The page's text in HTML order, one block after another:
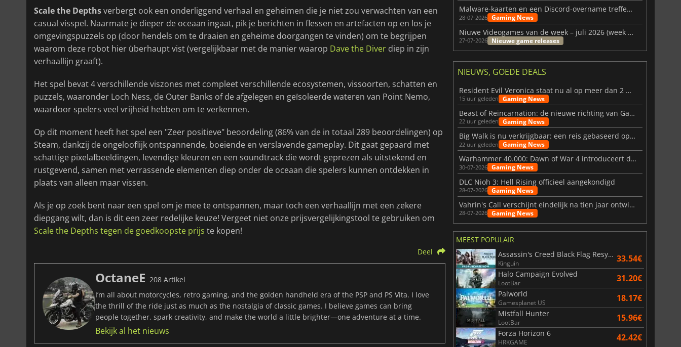
Scale the Depthsverbergt ook een onderliggend verhaal en geheimen die je niet zou verwachten van een
casual visspel. Naarmate je dieper de oceaan ingaat, pik je berichten in flessen en artefacten op en los je
omgevingspuzzels op (door hendels om te draaien en geheime doorgangen te vinden) om te begrijpen
waarom deze robot hier überhaupt vist (vergelijkbaar met de manier waarop Dave the Diver diep in zijn
verhaallijn graaft).
Het spel bevat 4 verschillende viszones met compleet verschillende ecosystemen, vissoorten, schatten en
puzzels, waaronder Loch Ness, de Outer Banks of de afgelegen en geïsoleerde wateren van Point Nemo,
waardoor spelers veel vrijheid hebben om te verkennen.
Op dit moment heeft het spel een "Zeer positieve" beoordeling (86% van de in totaal 289 beoordelingen) op
Steam, dankzij de ongelooflijk ontspannende, boeiende en verslavende gameplay. Dit gaat gepaard met
schattige pixelafbeeldingen, levendige kleuren en een soundtrack die wordt geprezen als uitstekend en
rustgevend, samen met verrassende elementen diep onder de oceaan die spelers kunnen ontdekken in
plaats van alleen maar vissen.
Als je op zoek bent naar een spel om je mee te ontspannen, maar toch een verhaallijn met een zekere
diepgang wilt, dan is dit een zeer redelijke keuze! Vergeet niet onze prijsvergelijkingstool te gebruiken om
Scale the Depths tegen de goedkoopste prijs te kopen!
Deel
OctaneE 208 Artikel
I’m all about motorcycles, retro gaming, and the golden handheld era of the PSP and PS Vita. I love
the thrill of the ride just as much as the nostalgia of classic games. I believe games can bring
people together, spark creativity, and make the world a little brighter—one adventure at a time.
Bekijk al het nieuws
Malware-kaarten en een Discord-overname treffen Meccha Chameleon
28-07-2026 Gaming News
Niuwe Videogames van de week – juli 2026 (week 31)
27-07-2026 Nieuwe game releases
NIEUWS, GOEDE DEALS
Resident Evil Veronica staat nu al op meer dan 2 miljoen verlanglijstjes
15 uur geleden Gaming News
Beast of Reincarnation: de nieuwe richting van Game Freak
22 uur geleden Gaming News
Big Walk is nu verkrijgbaar: een reis gebaseerd op vriendschap
22 uur geleden Gaming News
Warhammer 40.000: Dawn of War 4 introduceert de Necron-factie
30-07-2026 Gaming News
DLC Nioh 3: Hell Rising officieel aangekondigd
28-07-2026 Gaming News
Vahrin's Call verschijnt eindelijk na tien jaar ontwikkeling
28-07-2026 Gaming News
MEEST POPULAIR
Assassin's Creed Black Flag Resynced
Kinguin 33.54€
Halo Campaign Evolved
LootBar 31.20€
Palworld
Gamesplanet US 18.17€
Mistfall Hunter
LootBar 15.96€
Forza Horizon 6
HRKGAME 42.42€